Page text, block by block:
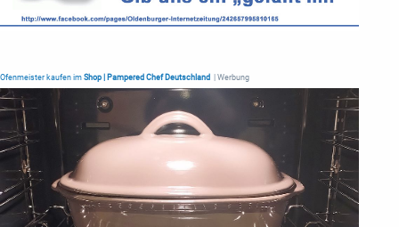
Ofenmeister kaufen im Shop | Pampered Chef Deutschland | Werbung